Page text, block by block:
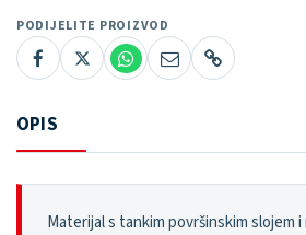
PODIJELITE PROIZVOD
OPIS
Materijal s tankim površinskim slojem